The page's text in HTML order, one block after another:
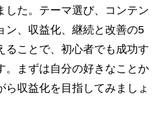
した。テーマ選び、コンテン
ン、収益化、継続と改善の5
ることで、初心者でも成功す
。まずは自分の好きなことか
ら収益化を目指してみましょ